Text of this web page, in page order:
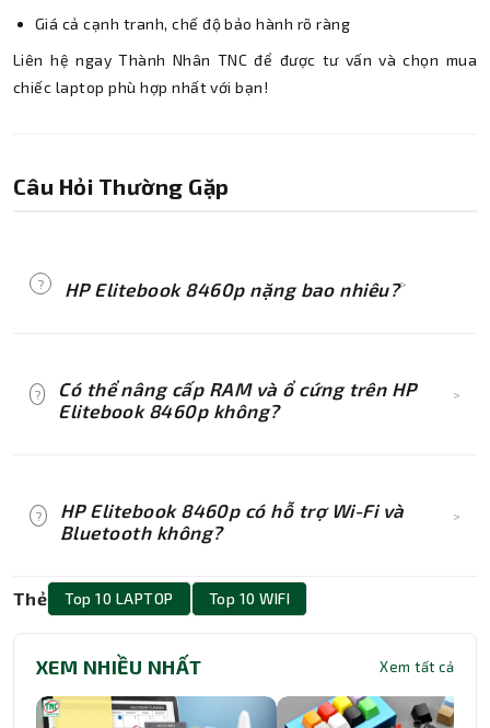
Giá cả cạnh tranh, chế độ bảo hành rõ ràng
Liên hệ ngay Thành Nhân TNC để được tư vấn và chọn mua
chiếc laptop phù hợp nhất với bạn!
Câu Hỏi Thường Gặp
? HP Elitebook 8460p nặng bao nhiêu?>
nhưng vẫn ở mức chấp nhận được để mang
?
Có thể nâng cấp RAM và ổ cứng trên HP
Elitebook 8460p không?
>
HDD bằng SSD để cải thiện đáng kể tốc độ xử
?
HP Elitebook 8460p có hỗ trợ Wi-Fi và
Bluetooth không?
>
Có, máy được trang bị chuẩn kết nối Wi-Fi Intel
802.11 a/b/g/n/ac cùng Bluetooth, đảm bảo kết
thuận tiện.
Thẻ Top 10 LAPTOP Top 10 WIFI
XEM NHIỀU NHẤT Xem tất cả